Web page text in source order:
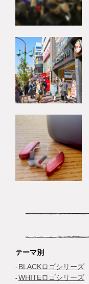
テーマ別
BLACKロゴシリーズ
WHITEロゴシリーズ